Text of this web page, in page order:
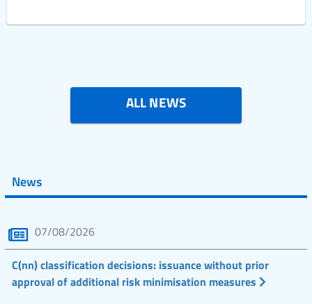
ALL NEWS
News
07/08/2026
C(nn) classification decisions: issuance without prior
approval of additional risk minimisation measures